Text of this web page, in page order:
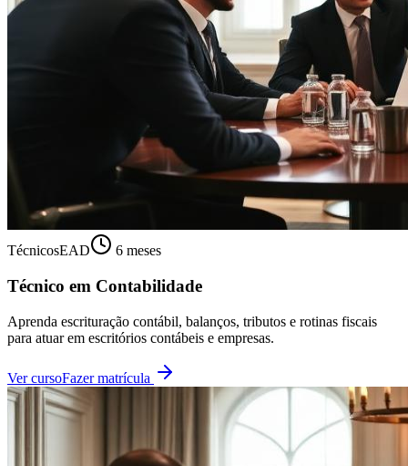
TécnicosEAD 6 meses
Técnico em Contabilidade
Aprenda escrituração contábil, balanços, tributos e rotinas fiscais
para atuar em escritórios contábeis e empresas.
Ver cursoFazer matrícula